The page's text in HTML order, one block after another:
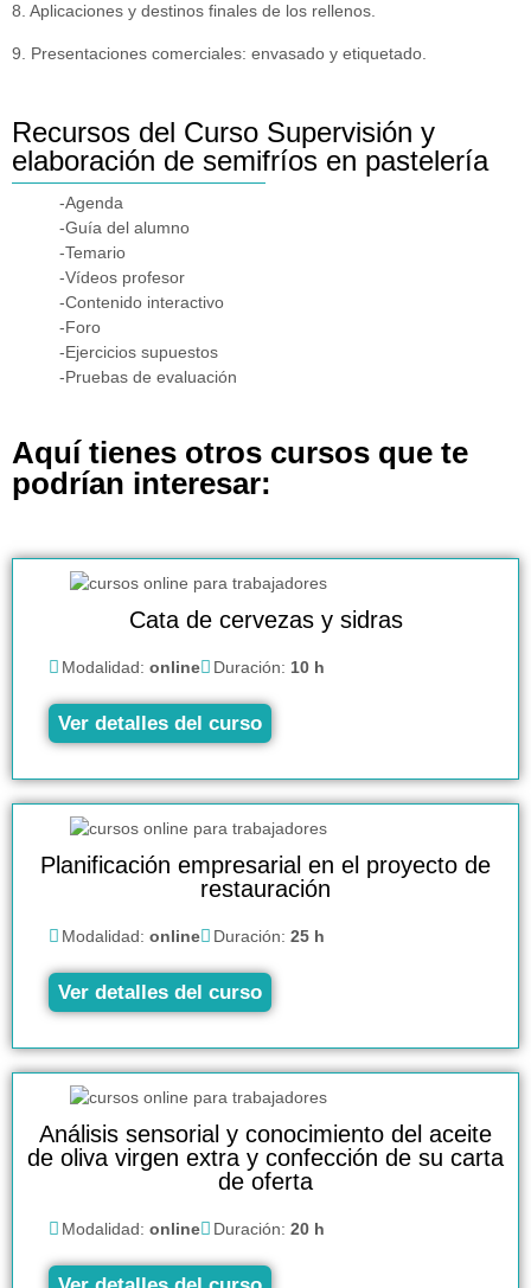
8. Aplicaciones y destinos finales de los rellenos.
9. Presentaciones comerciales: envasado y etiquetado.
Recursos del Curso Supervisión y
elaboración de semifríos en pastelería
-Agenda
-Guía del alumno
-Temario
-Vídeos profesor
-Contenido interactivo
-Foro
-Ejercicios supuestos
-Pruebas de evaluación
Aquí tienes otros cursos que te
podrían interesar:
Cata de cervezas y sidras
Modalidad: online Duración: 10 h
Ver detalles del curso
Planificación empresarial en el proyecto de
restauración
Modalidad: online Duración: 25 h
Ver detalles del curso
Análisis sensorial y conocimiento del aceite
de oliva virgen extra y confección de su carta
de oferta
Modalidad: online Duración: 20 h